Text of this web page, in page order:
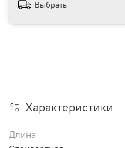
Выбрать
Характеристики
Длина